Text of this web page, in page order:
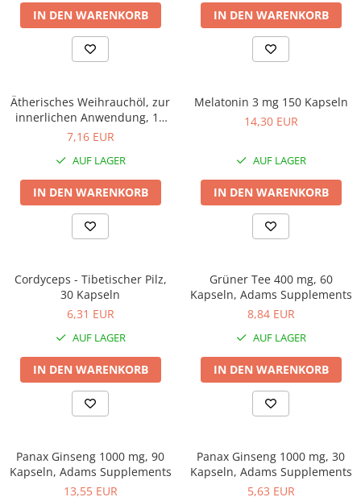
Stress
Verdauung
Wohlbefinden & Langlebigkeit
IN DEN WARENKORB IN DEN WARENKORB
Ätherisches Weihrauchöl, zur
innerlichen Anwendung, 10
ml, Adams Supplements
7,16 EUR
AUF LAGER
IN DEN WARENKORB
Melatonin 3 mg 150 Kapseln
14,30 EUR
AUF LAGER
IN DEN WARENKORB
Cordyceps - Tibetischer Pilz,
30 Kapseln
6,31 EUR
AUF LAGER
IN DEN WARENKORB
Grüner Tee 400 mg, 60
Kapseln, Adams Supplements
8,84 EUR
AUF LAGER
IN DEN WARENKORB
Panax Ginseng 1000 mg, 90
Kapseln, Adams Supplements
13,55 EUR
Panax Ginseng 1000 mg, 30
Kapseln, Adams Supplements
5,63 EUR